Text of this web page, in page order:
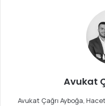
Avukat
Avukat Çağrı Ayboğa,